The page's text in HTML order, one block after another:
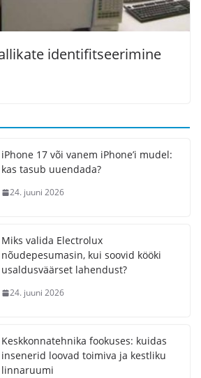
identifitseerimine
iPhone 17 või vanem iPhone’i mudel:
kas tasub uuendada?
24. juuni 2026
Miks valida Electrolux
nõudepesumasin, kui soovid kööki
usaldusväärset lahendust?
24. juuni 2026
Keskkonnatehnika fookuses: kuidas
insenerid loovad toimiva ja kestliku
linnaruumi